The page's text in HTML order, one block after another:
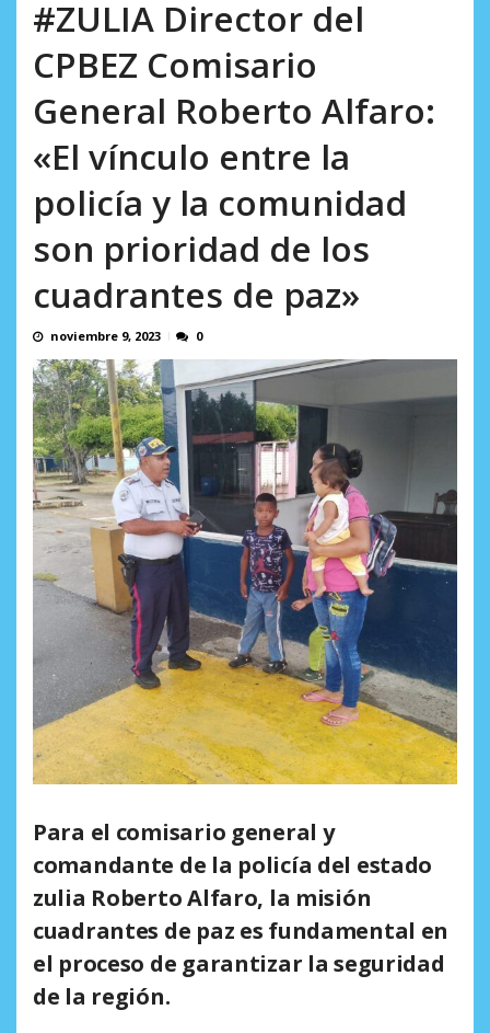
AGOSTO 6, 2026
excusas, apagones y promesas
incumplidas...
AGOSTO 6, 2026
OVP denunció 15 años de violación
Minister...
#ZULIA Director del
CPBEZ Comisario
General Roberto Alfaro:
«El vínculo entre la
policía y la comunidad
son prioridad de los
cuadrantes de paz»
noviembre 9, 2023 0
Para el comisario general y
comandante de la policía del estado
zulia Roberto Alfaro, la misión
cuadrantes de paz es fundamental en
el proceso de garantizar la seguridad
de la región.